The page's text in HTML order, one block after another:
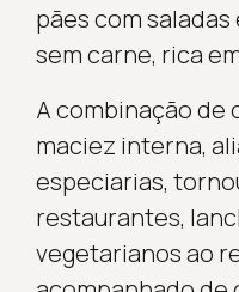
pães com saladas
sem carne, rica
A combinação de
maciez interna,
especiarias,
restaurantes,
vegetarianos ao